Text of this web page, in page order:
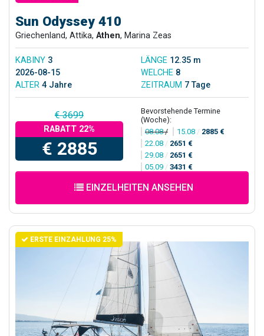
Sun Odyssey 410
Griechenland, Attika, Athen, Marina Zeas
KABINY 3 LÄNGE 12.35 m
2026-08-15
WELCHE 8
ALTER 4 Jahre ZEITRAUM 7 Tage
€ 3699
RABATT 22%
€ 2885
Bevorstehende Termine
(Woche):
08.08/ 15.08 / 2885 €
22.08 / 2651 €
29.08 / 2651 €
05.09 / 3431 €
EINZELHEITEN ANSEHEN
ERSTE EINZAHLUNG 25%